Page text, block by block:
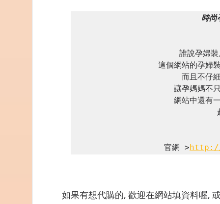
時尚
誰說孕婦
這個網站的孕婦
而且不仔
讓孕媽媽不
網站中還有
官網 >http://
如果有想代購的, 歡迎在網站填資料喔,